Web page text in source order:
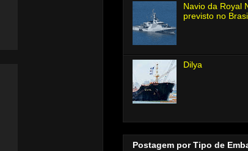
Navio da Royal
previsto no
Dilya
Postagem por Tipo de